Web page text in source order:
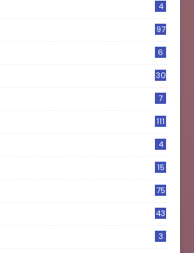
4
97
6
30
7
111
4
15
75
43
3